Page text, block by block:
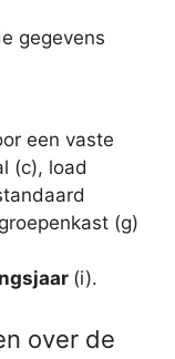
gegevens
een vaste
(c), load
(g)
(i).
over de